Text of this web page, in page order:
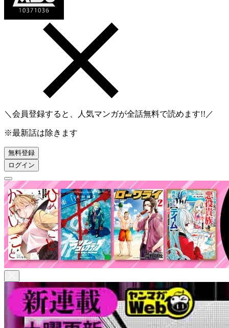
＼会員登録すると、人気マンガが全話無料で読めます!!／
※最新話は除きます
無料登録
ログイン